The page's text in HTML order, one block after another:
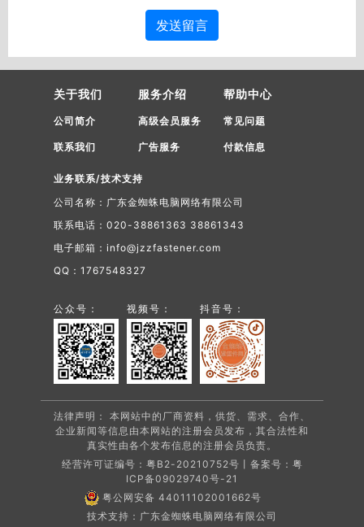
发送留言
关于我们
公司简介
联系我们
服务介绍
高级会员服务
广告服务
帮助中心
常见问题
付款信息
业务联系/技术支持
公司名称：广东金蜘蛛电脑网络有限公司
联系电话：020-38861363 38861343
电子邮箱：info@jzzfastener.com
QQ：1767548327
公众号： 视频号： 抖音号：
法律声明： 本网站中的厂商资料，供货、需求、合作、
企业新闻等信息由本网站的注册会员发布，其合法性和
真实性由各个发布信息的注册会员负责。
经营许可证编号：粤B2-20210752号丨备案号： 粤
ICP备09029740号-21
粤公网安备 44011102001662号
技术支持：广东金蜘蛛电脑网络有限公司